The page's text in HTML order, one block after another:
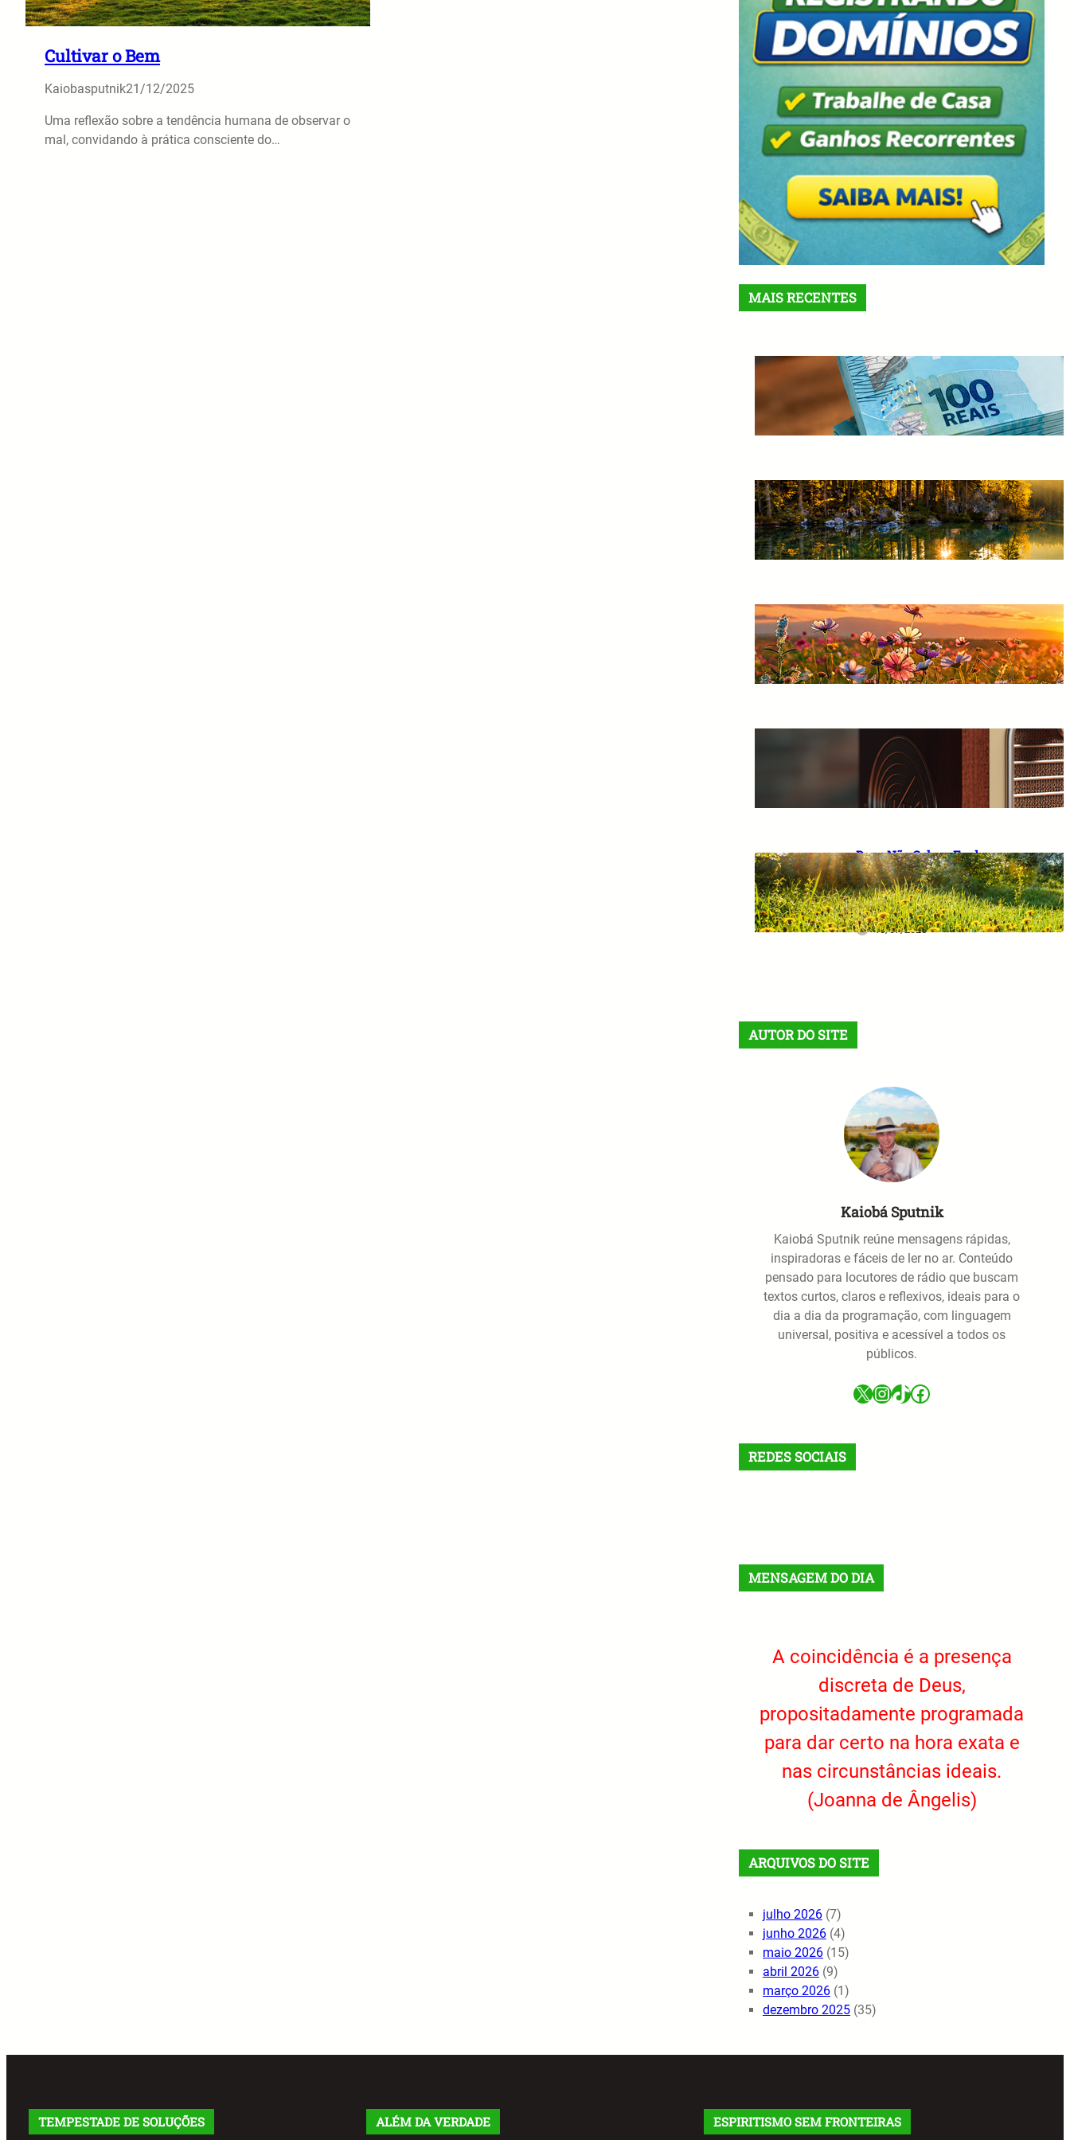
Cultivar o Bem
Kaiobasputnik21/12/2025
Uma reflexão sobre a tendência humana de observar o
mal, convidando à prática consciente do…
MAIS RECENTES
Calculadora de Lucro do FGTS
2026: Descubra Quanto Você
Vai Receber em Segundos
30/07/2026
A Missão dos Espíritas na
Sociedade: Esclarecer, Acolher
e Respeitar o Livre-Arbítrio
10/07/2026
Não Tenha Medo de Espíritos:
A Vida Continua Muito Além
da Matéria
10/07/2026
A Importância de Falar
Palavras Positivas e Acreditar
em um Futuro Melhor
10/07/2026
Deus Não Coloca Fardo
Pesado em Ombros Fracos: O
Verdadeiro Significado das
Provas da Vida
10/07/2026
AUTOR DO SITE
Kaiobá Sputnik
Kaiobá Sputnik reúne mensagens rápidas,
inspiradoras e fáceis de ler no ar. Conteúdo
pensado para locutores de rádio que buscam
textos curtos, claros e reflexivos, ideais para o
dia a dia da programação, com linguagem
universal, positiva e acessível a todos os
públicos.
X InstagramTikTok Facebook
REDES SOCIAIS
MENSAGEM DO DIA
A coincidência é a presença
discreta de Deus,
propositadamente programada
para dar certo na hora exata e
nas circunstâncias ideais.
(Joanna de Ângelis)
ARQUIVOS DO SITE
julho 2026 (7)
junho 2026 (4)
maio 2026 (15)
abril 2026 (9)
março 2026 (1)
dezembro 2025 (35)
TEMPESTADE DE SOLUÇÕES ALÉM DA VERDADE ESPIRITISMO SEM FRONTEIRAS